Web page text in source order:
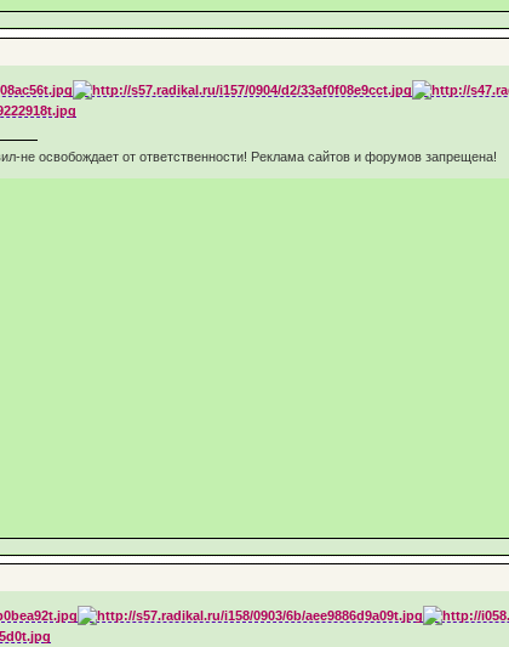
не освобождает от ответственности! Реклама сайтов и форумов запрещена!